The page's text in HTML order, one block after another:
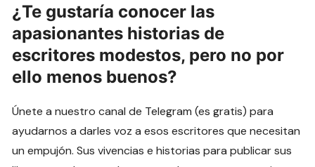
¿Te gustaría conocer las
apasionantes historias de
escritores modestos, pero no por
ello menos buenos?
Únete a nuestro canal de Telegram (es gratis) para
ayudarnos a darles voz a esos escritores que necesitan
un empujón. Sus vivencias e historias para publicar sus